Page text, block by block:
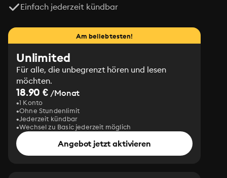
Einfach jederzeit kündbar
Am beliebtesten!
Unlimited
Für alle, die unbegrenzt hören und lesen
möchten.
18.90 € /Monat
1 Konto
Ohne Stundenlimit
Jederzeit kündbar
Wechsel zu Basic jederzeit möglich
Angebot jetzt aktivieren